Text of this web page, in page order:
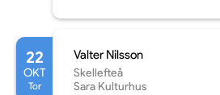
22
OKT
Tor
Valter Nilsson
Skellefteå
Sara Kulturhus